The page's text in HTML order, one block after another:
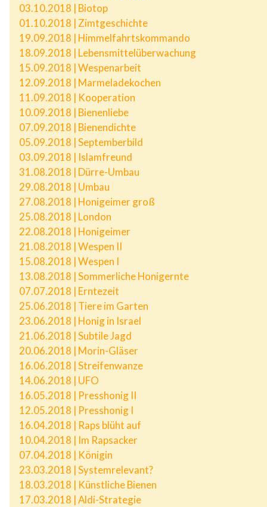
03.10.2018 | Biotop
01.10.2018 | Zimtgeschichte
19.09.2018 | Himmelfahrtskommando
18.09.2018 | Lebensmittelüberwachung
15.09.2018 | Wespenarbeit
12.09.2018 | Marmeladekochen
11.09.2018 | Kooperation
10.09.2018 | Bienenliebe
07.09.2018 | Bienendichte
05.09.2018 | Septemberbild
03.09.2018 | Islamfreund
31.08.2018 | Dürre-Umbau
29.08.2018 | Umbau
27.08.2018 | Honigeimer groß
25.08.2018 | London
22.08.2018 | Honigeimer
21.08.2018 | Wespen II
15.08.2018 | Wespen I
13.08.2018 | Sommerliche Honigernte
07.07.2018 | Erntezeit
25.06.2018 | Tiere im Garten
23.06.2018 | Honig in Israel
21.06.2018 | Subtile Jagd
20.06.2018 | Morin-Gläser
16.06.2018 | Streifenwanze
14.06.2018 | UFO
16.05.2018 | Presshonig II
12.05.2018 | Presshonig I
16.04.2018 | Raps blüht auf
10.04.2018 | Im Rapsacker
07.04.2018 | Königin
23.03.2018 | Systemrelevant?
18.03.2018 | Künstliche Bienen
17.03.2018 | Aldi-Strategie